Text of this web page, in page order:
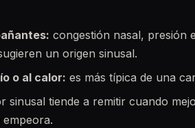
congestión nasal, presión
un origen sinusal.
o al calor: es más típica de una
sinusal tiende a remitir cuando